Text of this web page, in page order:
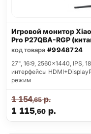
Игровой монитор
Pro P27QBA-RGP
код товара #9948724
27", 16:9, 2560x1440, IPS,
интерфейсы
режим
1 115,60 р.
1 154,65р.